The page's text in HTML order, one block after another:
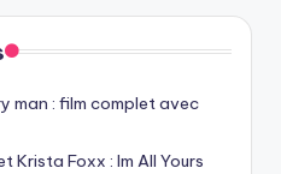
man : film complet avec
Krista Foxx : Im All Yours